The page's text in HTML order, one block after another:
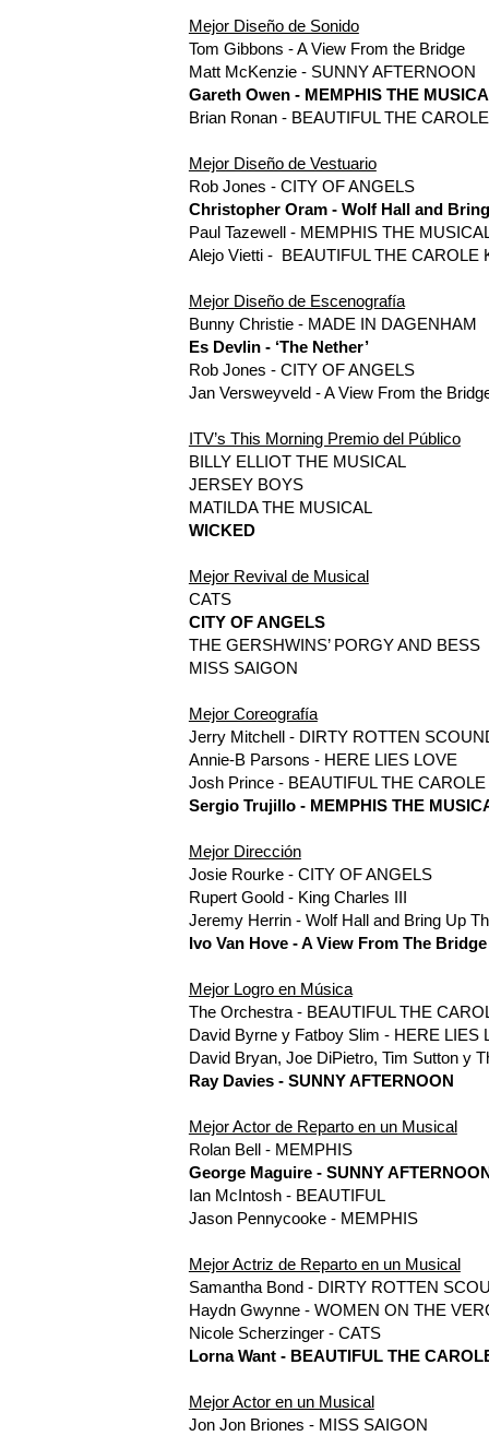
Mejor Diseño de Sonido
Tom Gibbons - A View From the Bridge
Matt McKenzie - SUNNY AFTERNOON
Gareth Owen - MEMPHIS THE
Brian Ronan - BEAUTIFUL THE
Mejor Diseño de Vestuario
Rob Jones - CITY OF ANGELS
Christopher Oram - Wolf Hall and
Paul Tazewell - MEMPHIS THE
Alejo Vietti - BEAUTIFUL THE CAROLE
Mejor Diseño de Escenografía
Bunny Christie - MADE IN DAGENHAM
Es Devlin - ‘The Nether’
Rob Jones - CITY OF ANGELS
Jan Versweyveld - A View From the
ITV’s This Morning Premio del Público
BILLY ELLIOT THE MUSICAL
JERSEY BOYS
MATILDA THE MUSICAL
WICKED
Mejor Revival de Musical
CATS
CITY OF ANGELS
THE GERSHWINS’ PORGY AND BESS
MISS SAIGON
Mejor Coreografía
Jerry Mitchell - DIRTY ROTTEN
Annie-B Parsons - HERE LIES LOVE
Josh Prince - BEAUTIFUL THE
Sergio Trujillo - MEMPHIS THE
Mejor Dirección
Josie Rourke - CITY OF ANGELS
Rupert Goold - King Charles III
Jeremy Herrin - Wolf Hall and Bring Up
Ivo Van Hove - A View From The Bridge
Mejor Logro en Música
The Orchestra - BEAUTIFUL THE
David Byrne y Fatboy Slim - HERE LIES
David Bryan, Joe DiPietro, Tim Sutton y
Ray Davies - SUNNY AFTERNOON
Mejor Actor de Reparto en un Musical
Rolan Bell - MEMPHIS
George Maguire - SUNNY
Ian McIntosh - BEAUTIFUL
Jason Pennycooke - MEMPHIS
Mejor Actriz de Reparto en un Musical
Samantha Bond - DIRTY ROTTEN
Haydn Gwynne - WOMEN ON THE
Nicole Scherzinger - CATS
Lorna Want - BEAUTIFUL THE
Mejor Actor en un Musical
Jon Jon Briones - MISS SAIGON